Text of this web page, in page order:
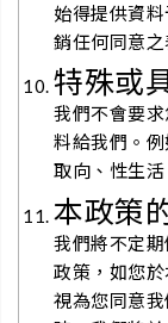
始得提供資
銷任何同意
特殊或
我們不會要
料給我們。
取向、性生活
本政策
我們將不定
政策，如您
視為您同意